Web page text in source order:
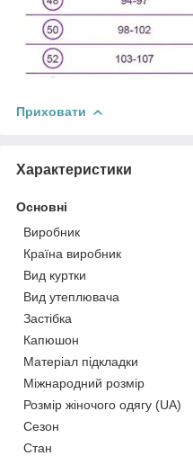
Приховати
Характеристики
Основні
Виробник
Країна виробник
Вид куртки
Вид утеплювача
Застібка
Капюшон
Матеріал підкладки
Міжнародний розмір
Розмір жіночого одягу (UA)
Сезон
Стан